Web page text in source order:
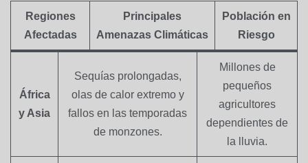
Regiones
Afectadas
Principales
Amenazas Climáticas
Población en
Riesgo
África
y Asia
Sequías prolongadas,
olas de calor extremo y
fallos en las temporadas
de monzones.
Millones de
pequeños
agricultores
dependientes de
la lluvia.